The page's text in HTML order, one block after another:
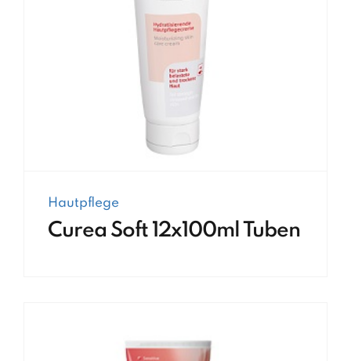
Hautpflege
Curea Soft 12x100ml Tuben